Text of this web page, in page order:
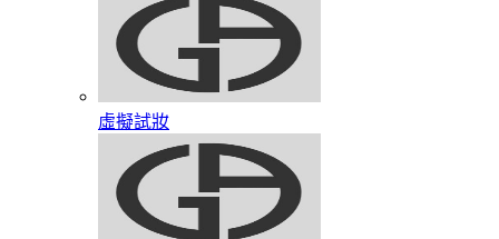
虛擬試妝